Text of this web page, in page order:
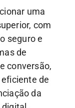
uma
com
seguro e
de
conversão,
de
da